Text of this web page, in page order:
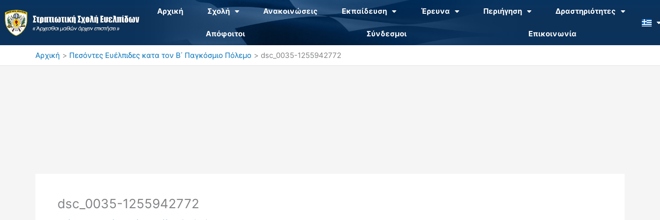
στο
περιεχόμενο
Αρχική Σχολή Ανακοινώσεις Εκπαίδευση Έρευνα Περιήγηση Δραστηριότητες
Απόφοιτοι Σύνδεσμοι Επικοινωνία
Αρχική Πεσόντες Ευέλπιδες κατα τον Β΄ Παγκόσμιο Πόλεμο dsc_0035-1255942772
dsc_0035-1255942772